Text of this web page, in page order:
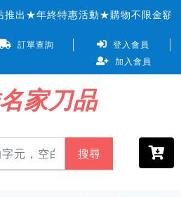
推出★年終特惠活動★購物不限金額
訂單查詢
登入會員
加入會員
家刀品
搜尋